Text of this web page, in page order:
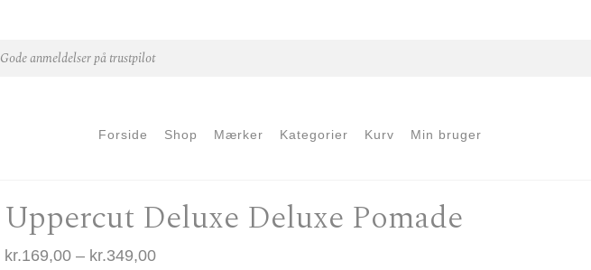
Gode anmeldelser på trustpilot
Forside Shop Mærker Kategorier Kurv Min bruger
Uppercut Deluxe Deluxe Pomade
kr.169,00 – kr.349,00Prisinterval: kr.169,00 til kr.349,00